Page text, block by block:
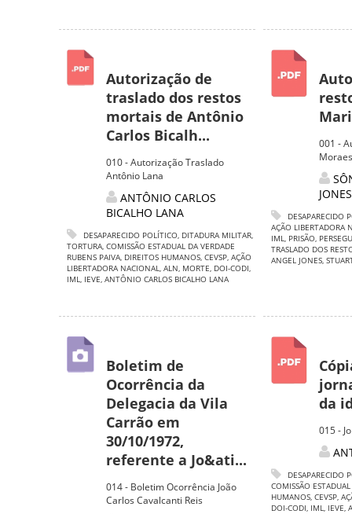
Autorização de
traslado dos restos
mortais de Antônio
Carlos Bicalh...
010 - Autorização Traslado
Antônio Lana
ANTÔNIO CARLOS
BICALHO LANA
DESAPARECIDO POLÍTICO, DITADURA MILITAR,
TORTURA, COMISSÃO ESTADUAL DA VERDADE
RUBENS PAIVA, DIREITOS HUMANOS, CEVSP, AÇÃO
LIBERTADORA NACIONAL, ALN, MORTE, DOI-CODI,
IML, IEVE, ANTÔNIO CARLOS BICALHO LANA
001 -
JONES
DESAPARECIDO
AÇÃO LIBERTADORA
IML, PRISÃO,
TRASLADO DOS
ANGEL JONES,
Boletim de
Ocorrência da
Delegacia da Vila
Carrão em
30/10/1972,
referente a Jo&ati...
014 - Boletim Ocorrência João
Carlos Cavalcanti Reis
da
015 -
DESAPARECIDO
COMISSÃO
HUMANOS, CEVSP,
DOI-CODI, IML, IEVE,